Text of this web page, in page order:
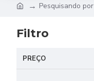
Pesquisando por
Filtro
PREÇO